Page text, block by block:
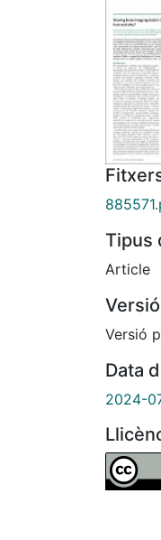
Tipus
Article
Versió
Versió
Data
2024-